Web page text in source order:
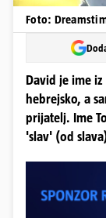
Foto:
David je ime
hebrejsko, a
prijatelj. Ime
'slav' (od